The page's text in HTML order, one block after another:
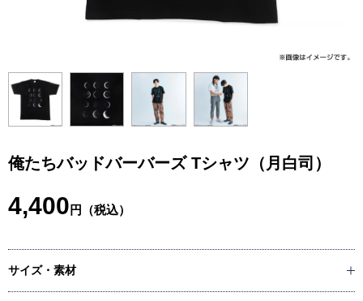
俺たちバッドバーバーズ Tシャツ（月白司）
4,400 円（税込）
サイズ・素材